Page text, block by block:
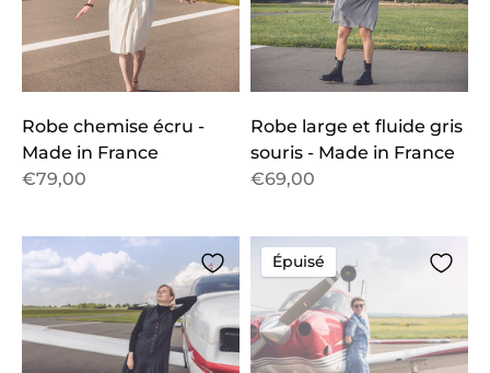
Robe chemise écru -
Made in France
€79,00
Robe large et fluide gris
souris - Made in France
€69,00
Épuisé